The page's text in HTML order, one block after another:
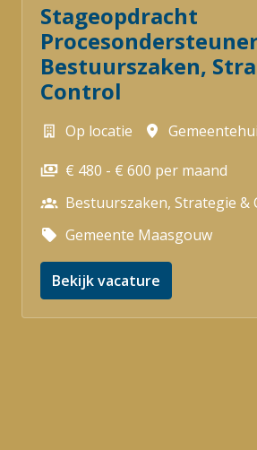
Stageopdracht
Bestuurszaken,
Control
Op locatie
€ 480 - € 600 per maand
Bestuurszaken, Strategie &
Gemeente Maasgouw
Bekijk vacature